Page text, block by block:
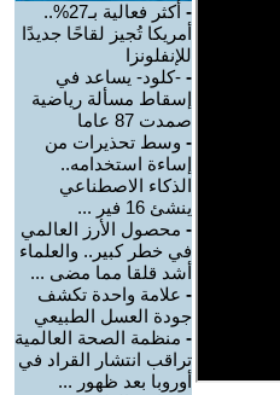
-
أكثر فعالية بـ27%..
أمريكا تُجيز لقاحًا جديدًا
للإنفلونزا
- -كلود- يساعد في
إسقاط مسألة رياضية
صمدت 87 عاما
- وسط تحذيرات من
إساءة استخدامه..
الذكاء الاصطناعي
ينشئ 16 فير ...
- محصول الأرز العالمي
في خطر كبير.. والعلماء
أشد قلقا مما مضى ...
- علامة واحدة تكشف
جودة العسل الطبيعي
- منظمة الصحة العالمية
تراقب انتشار القراد في
أوروبا بعد ظهور ...